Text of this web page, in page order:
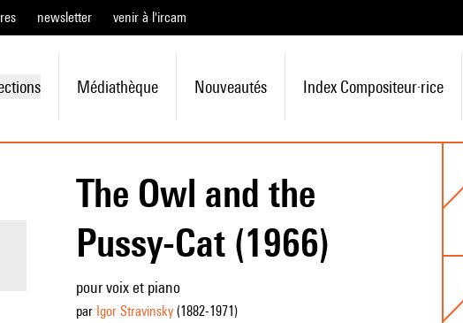
newsletter venir à l'ircam
Médiathèque Nouveautés Index Compositeur·rice
The Owl and the
Pussy-Cat (1966)
pour voix et piano
par Igor Stravinsky(1882-1971)